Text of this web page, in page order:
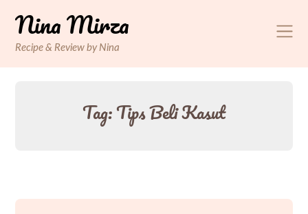
Nina Mirza
Recipe & Review by Nina
Tag:Tips Beli Kasut